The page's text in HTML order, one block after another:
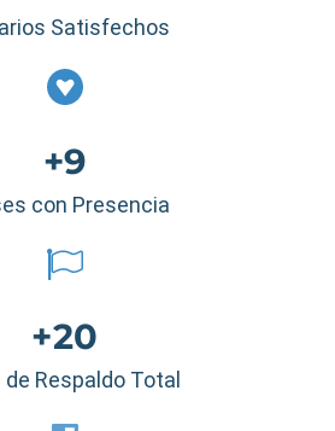
Satisfechos
+9
con Presencia
+20
Respaldo Total